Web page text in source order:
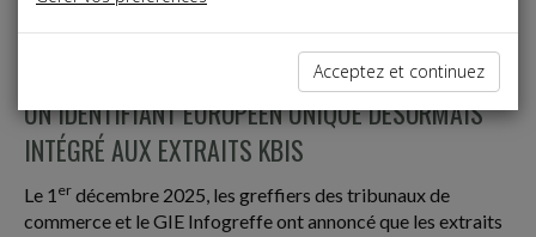
j
Vie des affaires
UN IDENTIFIANT EUROPÉEN UNIQUE DÉSORMAIS
INTÉGRÉ AUX EXTRAITS KBIS
Le 1 er décembre 2025, les greffiers des tribunaux de
commerce et le GIE Infogreffe ont annoncé que les extraits
Acceptez et continuez